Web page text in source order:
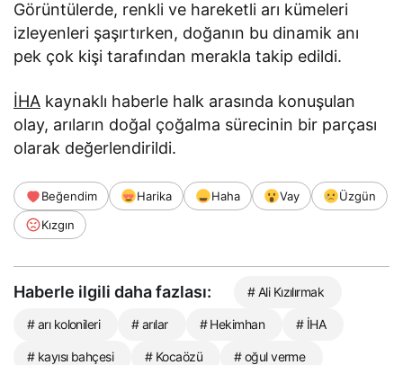
Görüntülerde, renkli ve hareketli arı kümeleri
izleyenleri şaşırtırken, doğanın bu dinamik anı
pek çok kişi tarafından merakla takip edildi.
İHA kaynaklı haberle halk arasında konuşulan
olay, arıların doğal çoğalma sürecinin bir parçası
olarak değerlendirildi.
Beğendim Harika Haha Vay
Üzgün
Kızgın
Haberle ilgili daha fazlası: # Ali Kızılırmak
# arı kolonileri # arılar # Hekimhan # İHA
# kayısı bahçesi # Kocaözü # oğul verme